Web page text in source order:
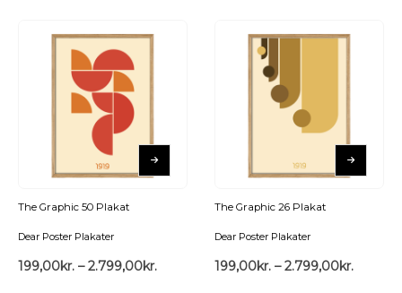
The Graphic 50 Plakat
Dear Poster Plakater
199,00kr. – 2.799,00kr.
The Graphic 26 Plakat
Dear Poster Plakater
199,00kr. – 2.799,00kr.